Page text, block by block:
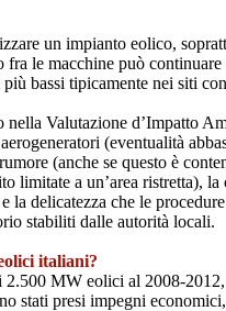
un impianto eolico,
le macchine può
bassi tipicamente nei siti
Valutazione d’Impatto
(eventualità
(anche se questo è
a un’area ristretta),
delicatezza che le
stabiliti dalle autorità locali.
italiani?
MW eolici al 2008-
stati presi impegni